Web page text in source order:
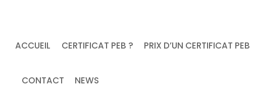
ACCUEIL CERTIFICAT PEB ? PRIX D’UN CERTIFICAT PEB
CONTACT NEWS